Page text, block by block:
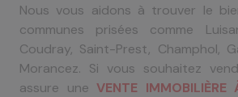
Nous vous aidons à trouver le
communes prisées comme
Coudray, Saint-Prest, Champhol,
Morancez. Si vous souhaitez
assure uneVENTE IMMOBILIÈRE